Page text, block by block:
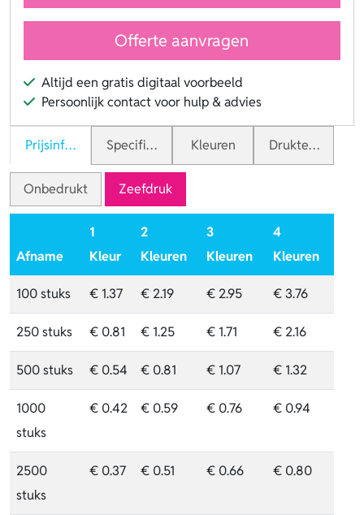
Offerte aanvragen
Altijd een gratis digitaal voorbeeld
Persoonlijk contact voor hulp & advies
PrijsinformatieSpecificaties Kleuren Druktechnieken
Onbedrukt Zeefdruk
Afname
1
Kleur
2
Kleuren
3
Kleuren
4
Kleuren
100 stuks € 1.37 € 2.19 € 2.95 € 3.76
250 stuks € 0.81 € 1.25 € 1.71 € 2.16
500 stuks € 0.54 € 0.81 € 1.07 € 1.32
1000
stuks
€ 0.42 € 0.59 € 0.76 € 0.94
2500
stuks
€ 0.37 € 0.51 € 0.66 € 0.80